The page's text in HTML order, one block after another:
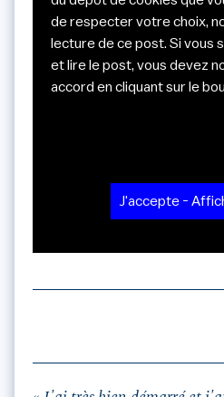
de respecter votre choix,
lecture de ce post. Si vous
et lire le post, vous devez
accord en cliquant sur le
J'accepte -